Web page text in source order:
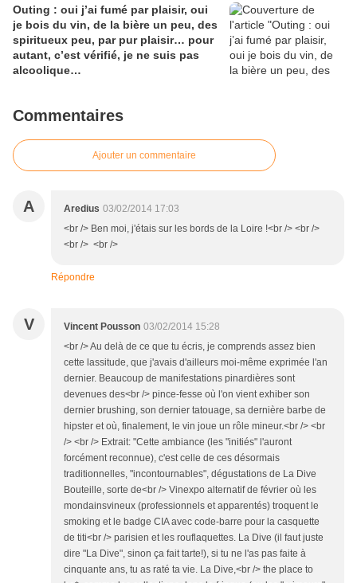
Outing : oui j’ai fumé par plaisir, oui
je bois du vin, de la bière un peu, des
spiritueux peu, par pur plaisir… pour
autant, c’est vérifié, je ne suis pas
alcoolique…
Commentaires
Ajouter un commentaire
A Aredius 03/02/2014 17:03
<br /> Ben moi, j'étais sur les bords de la Loire !<br /> <br />
<br /> <br />
Répondre
V Vincent Pousson 03/02/2014 15:28
<br /> Au delà de ce que tu écris, je comprends assez bien
cette lassitude, que j'avais d'ailleurs moi-même exprimée l'an
dernier. Beaucoup de manifestations pinardières sont
devenues des<br /> pince-fesse où l'on vient exhiber son
dernier brushing, son dernier tatouage, sa dernière barbe de
hipster et où, finalement, le vin joue un rôle mineur.<br /> <br
/> <br /> Extrait: "Cette ambiance (les "initiés" l'auront
forcément reconnue), c'est celle de ces désormais
traditionnelles, "incontournables", dégustations de La Dive
Bouteille, sorte de<br /> Vinexpo alternatif de février où les
mondainsvineux (professionnels et apparentés) troquent le
smoking et le badge CIA avec code-barre pour la casquette
de titi<br /> parisien et les rouflaquettes. La Dive (il faut juste
dire "La Dive", sinon ça fait tarte!), si tu ne l'as pas faite à
cinquante ans, tu as raté ta vie. La Dive,<br /> the place to